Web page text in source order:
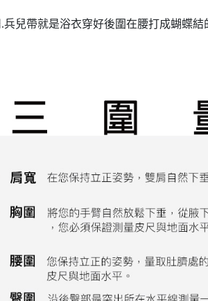
兒帶就是浴衣穿好後圍在腰打成蝴蝶結